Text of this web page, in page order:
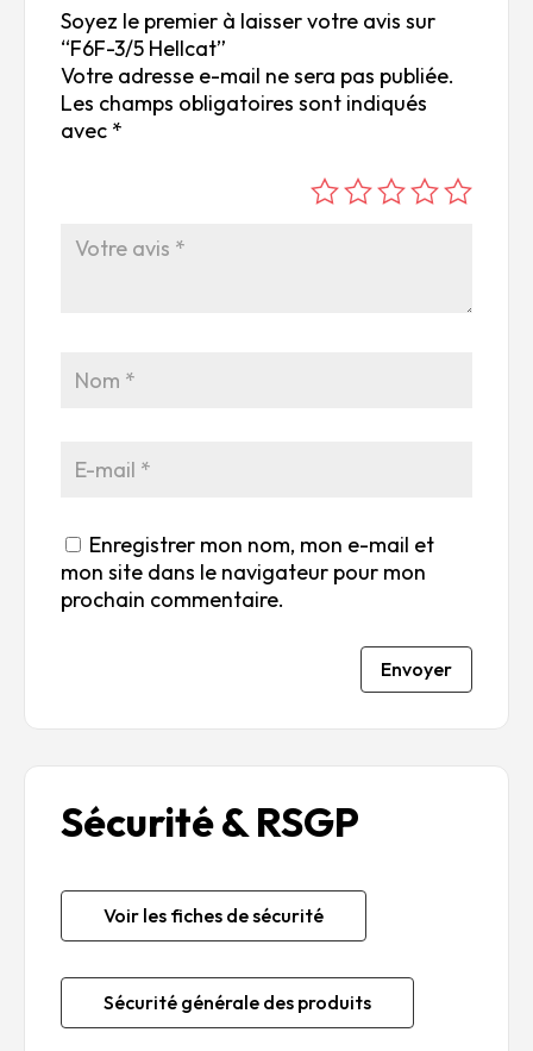
Soyez le premier à laisser votre avis sur
“F6F-3/5 Hellcat”
Votre adresse e-mail ne sera pas publiée.
Les champs obligatoires sont indiqués
avec *
s
Enregistrer mon nom, mon e-mail et
mon site dans le navigateur pour mon
prochain commentaire.
Envoyer
Sécurité & RSGP
Voir les fiches de sécurité
Sécurité générale des produits